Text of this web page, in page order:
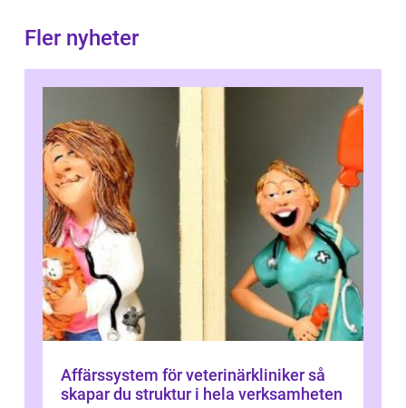
Fler nyheter
Affärssystem för veterinärkliniker så
skapar du struktur i hela verksamheten